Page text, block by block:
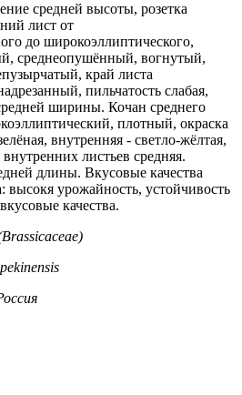
средней высоты, розетка
лист от
до широкоэллиптического,
среднеопушённый, вогнутый,
край листа
пильчатость слабая,
ширины. Кочан среднего
плотный, окраска
внутренняя - светло-жёлтая,
листьев средняя.
длины. Вкусовые качества
высокя урожайность, устойчивость
качества.